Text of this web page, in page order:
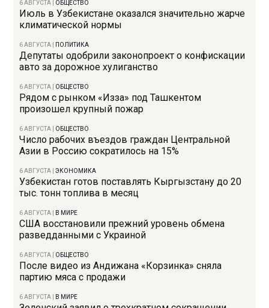
6 АВГУСТА ОБЩЕСТВО
Июль в Узбекистане оказался значительно жарче
климатической нормы
6 АВГУСТА ПОЛИТИКА
Депутаты одобрили законопроект о конфискации
авто за дорожное хулиганство
6 АВГУСТА ОБЩЕСТВО
Рядом с рынком «Изза» под Ташкентом
произошел крупный пожар
6 АВГУСТА ОБЩЕСТВО
Число рабочих въездов граждан Центральной
Азии в Россию сократилось на 15%
6 АВГУСТА |ЭКОНОМИКА
Узбекистан готов поставлять Кыргызстану до 20
тыс. тонн топлива в месяц
6 АВГУСТА В МИРЕ
США восстановили прежний уровень обмена
разведданными с Украиной
6 АВГУСТА ОБЩЕСТВО
После видео из Андижана «Корзинка» сняла
партию мяса с продажи
6 АВГУСТА В МИРЕ